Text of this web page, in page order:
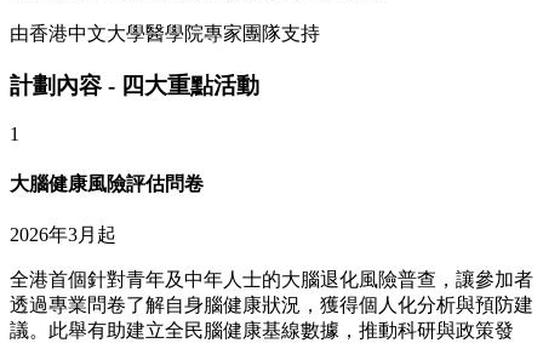
由香港中文大學醫學院專家團隊支持
計劃內容 - 四大重點活動
1
大腦健康風險評估問卷
2026年3月起
全港首個針對青年及中年人士的大腦退化風險普查，讓參加者
透過專業問卷了解自身腦健康狀況，獲得個人化分析與預防建
議。此舉有助建立全民腦健康基線數據，推動科研與政策發